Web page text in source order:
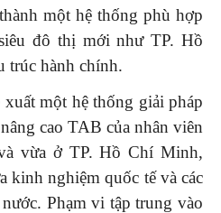
một hệ thống phù hợp
đô thị mới như TP. Hồ
trúc hành chính.
một hệ thống giải pháp
cao TAB của nhân viên
vừa ở TP. Hồ Chí Minh,
kinh nghiệm quốc tế và các
Phạm vi tập trung vào